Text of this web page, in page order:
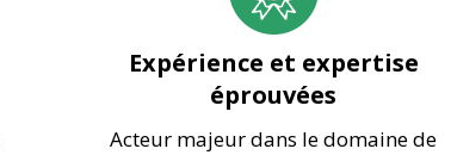
Expérience et expertise
éprouvées
Acteur majeur dans le domaine de